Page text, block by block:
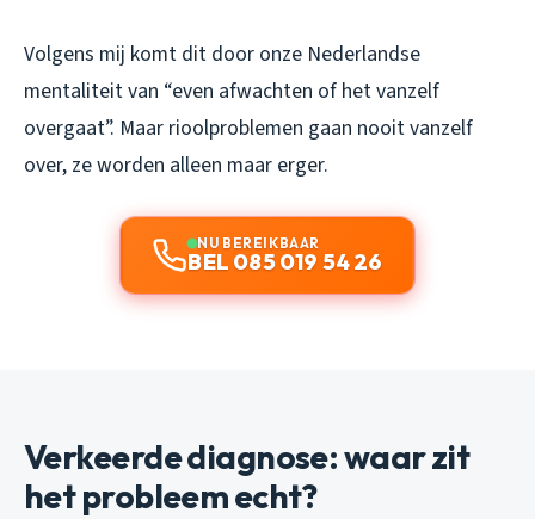
Volgens mij komt dit door onze Nederlandse
mentaliteit van “even afwachten of het vanzelf
overgaat”. Maar rioolproblemen gaan nooit vanzelf
over, ze worden alleen maar erger.
NU BEREIKBAAR
BEL 085 019 54 26
Verkeerde diagnose: waar zit
het probleem echt?